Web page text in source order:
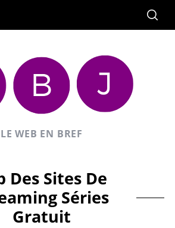
LE WEB EN BREF
Des Sites De
Séries
Gratuit